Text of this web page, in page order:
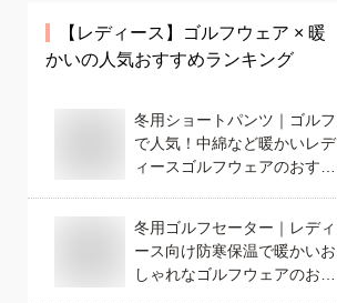
【レディース】
ゴルフウェア × 暖
かいの人気おすすめランキング
冬用ショートパンツ｜ゴルフ
で人気！中綿など暖かいレデ
ィースゴルフウェアのおすす
冬用ゴルフセーター｜レディ
ース向け防寒保温で暖かいお
しゃれなゴルフウェアのおす